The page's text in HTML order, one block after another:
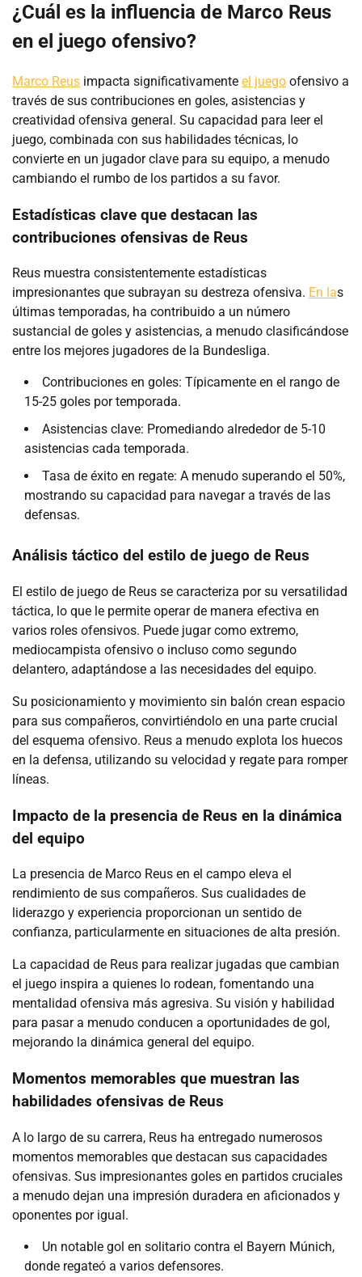
¿Cuál es la influencia de Marco Reus
en el juego ofensivo?
Marco Reus impacta significativamente el juego ofensivo a
través de sus contribuciones en goles, asistencias y
creatividad ofensiva general. Su capacidad para leer el
juego, combinada con sus habilidades técnicas, lo
convierte en un jugador clave para su equipo, a menudo
cambiando el rumbo de los partidos a su favor.
Estadísticas clave que destacan las
contribuciones ofensivas de Reus
Reus muestra consistentemente estadísticas
impresionantes que subrayan su destreza ofensiva. En las
últimas temporadas, ha contribuido a un número
sustancial de goles y asistencias, a menudo clasificándose
entre los mejores jugadores de la Bundesliga.
Contribuciones en goles: Típicamente en el rango de
15-25 goles por temporada.
Asistencias clave: Promediando alrededor de 5-10
asistencias cada temporada.
Tasa de éxito en regate: A menudo superando el 50%,
mostrando su capacidad para navegar a través de las
defensas.
Análisis táctico del estilo de juego de Reus
El estilo de juego de Reus se caracteriza por su versatilidad
táctica, lo que le permite operar de manera efectiva en
varios roles ofensivos. Puede jugar como extremo,
mediocampista ofensivo o incluso como segundo
delantero, adaptándose a las necesidades del equipo.
Su posicionamiento y movimiento sin balón crean espacio
para sus compañeros, convirtiéndolo en una parte crucial
del esquema ofensivo. Reus a menudo explota los huecos
en la defensa, utilizando su velocidad y regate para romper
líneas.
Impacto de la presencia de Reus en la dinámica
del equipo
La presencia de Marco Reus en el campo eleva el
rendimiento de sus compañeros. Sus cualidades de
liderazgo y experiencia proporcionan un sentido de
confianza, particularmente en situaciones de alta presión.
La capacidad de Reus para realizar jugadas que cambian
el juego inspira a quienes lo rodean, fomentando una
mentalidad ofensiva más agresiva. Su visión y habilidad
para pasar a menudo conducen a oportunidades de gol,
mejorando la dinámica general del equipo.
Momentos memorables que muestran las
habilidades ofensivas de Reus
A lo largo de su carrera, Reus ha entregado numerosos
momentos memorables que destacan sus capacidades
ofensivas. Sus impresionantes goles en partidos cruciales
a menudo dejan una impresión duradera en aficionados y
oponentes por igual.
Un notable gol en solitario contra el Bayern Múnich,
donde regateó a varios defensores.